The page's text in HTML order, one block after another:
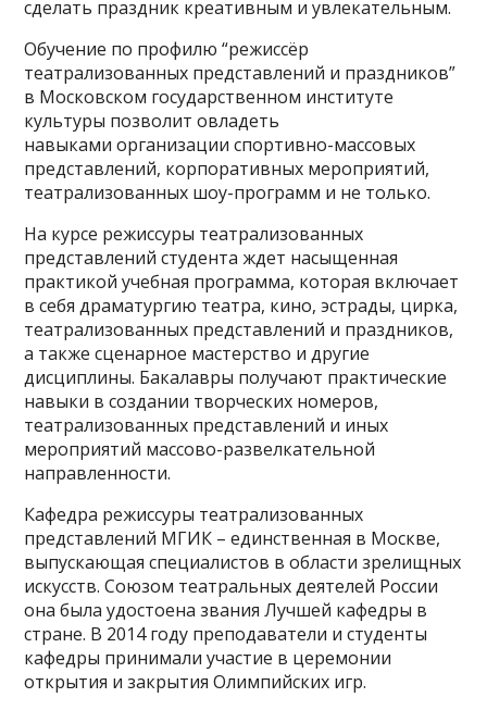
сделать праздник креативным и увлекательным.
Обучение по профилю “режиссёр
театрализованных представлений и праздников”
в Московском государственном институте
культуры позволит овладеть
навыками организации спортивно-массовых
представлений, корпоративных мероприятий,
театрализованных шоу-программ и не только.
На курсе режиссуры театрализованных
представлений студента ждет насыщенная
практикой учебная программа, которая включает
в себя драматургию театра, кино, эстрады, цирка,
театрализованных представлений и праздников,
а также сценарное мастерство и другие
дисциплины. Бакалавры получают практические
навыки в создании творческих номеров,
театрализованных представлений и иных
мероприятий массово-развелкательной
направленности.
Кафедра режиссуры театрализованных
представлений МГИК – единственная в Москве,
выпускающая специалистов в области зрелищных
искусств. Союзом театральных деятелей России
она была удостоена звания Лучшей кафедры в
стране. В 2014 году преподаватели и студенты
кафедры принимали участие в церемонии
открытия и закрытия Олимпийских игр.